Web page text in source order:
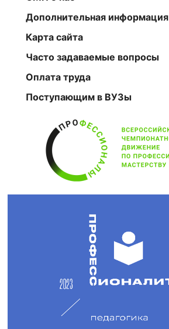
Дополнительная информация
Карта сайта
Часто задаваемые вопросы
Оплата труда
Поступающим в ВУЗы